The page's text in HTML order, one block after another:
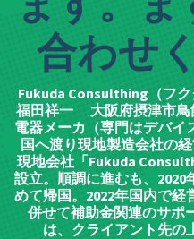
合わせ
Fukuda Consulthing（フ
福田祥一 大阪府摂津市鳥
電器メーカ（専門はデバイ
国へ渡り現地製造会社の
現地会社「Fukuda
設立。順調に進むも、
めて帰国。2022年国内で経
併せて補助金関連のサポ
は、クライアント先の